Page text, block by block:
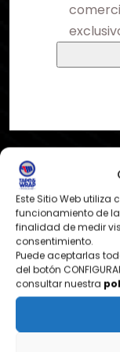
Este Sitio Web utiliza
funcionamiento de
finalidad de medir
consentimiento.
Puede aceptarlas
del botón
consultar nuestra
¿DONDE
Pol.
31194